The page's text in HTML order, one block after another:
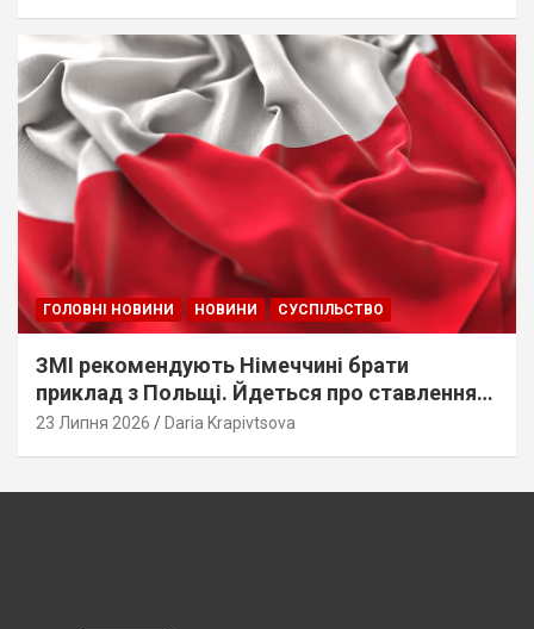
ГОЛОВНІ НОВИНИ НОВИНИ СУСПІЛЬСТВО
ЗМІ рекомендують Німеччині брати
приклад з Польщі. Йдеться про ставлення
до українців
23 Липня 2026 Daria Krapivtsova